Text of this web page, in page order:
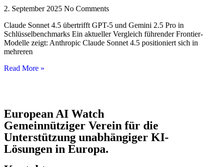
2. September 2025 No Comments
Claude Sonnet 4.5 übertrifft GPT-5 und Gemini 2.5 Pro in
Schlüsselbenchmarks Ein aktueller Vergleich führender Frontier-
Modelle zeigt: Anthropic Claude Sonnet 4.5 positioniert sich in
mehreren
Read More »
European AI Watch
Gemeinnütziger Verein für die
Unterstützung unabhängiger KI-
Lösungen in Europa.